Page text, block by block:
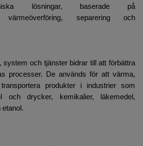
lösningar, baserade på
värmeöverföring, separering och
system och tjänster bidrar till att förbättra
processer. De används för att värma,
produkter i industrier som
och drycker, kemikalier, läkemedel,